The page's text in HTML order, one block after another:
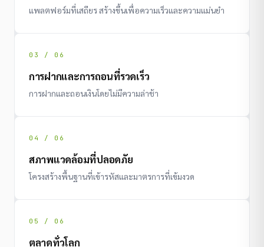
แพลตฟอร์มที่เสถียร สร้างขึ้นเพื่อความเร็วและความแม่นยำ
03 / 06
การฝากและการถอนที่รวดเร็ว
การฝากและถอนเงินโดยไม่มีความล่าช้า
04 / 06
สภาพแวดล้อมที่ปลอดภัย
โครงสร้างพื้นฐานที่เข้ารหัสและมาตรการที่เข้มงวด
05 / 06
ตลาดทั่วโลก